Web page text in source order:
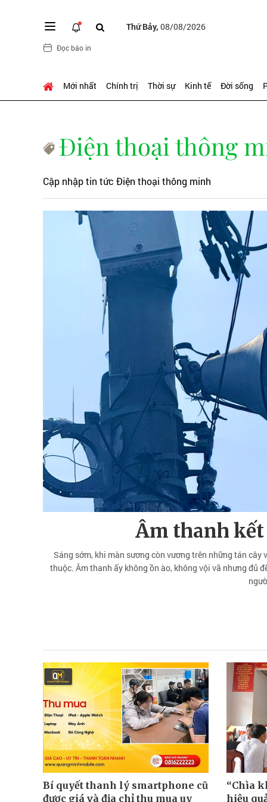
Thứ Bảy, 08/08/2026
Đọc báo in
Mới nhất Chính trị Thời sự Kinh tế Đời sống
Điện thoại thông
Cập nhập tin tức Điện thoại thông minh
Âm thanh
Sáng sớm, khi màn sương còn vương trên những tán
thuộc. Âm thanh ấy không ồn ào, không vội vã nhưng đủ
Bí quyết thanh lý smartphone cũ
được giá và địa chỉ thu mua uy
“Chìa
hiệu